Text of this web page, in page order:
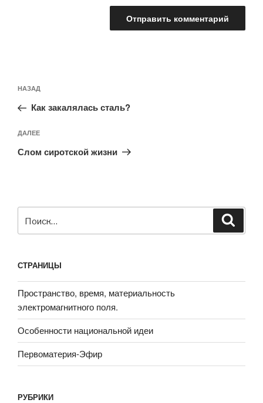
по
записям
Предыдущая
запись:
НАЗАД
Как закалялась сталь?
Следующая
запись
ДАЛЕЕ
Слом сиротской жизни
СТРАНИЦЫ
Пространство, время, материальность
электромагнитного поля.
Особенности национальной идеи
Первоматерия-Эфир
РУБРИКИ